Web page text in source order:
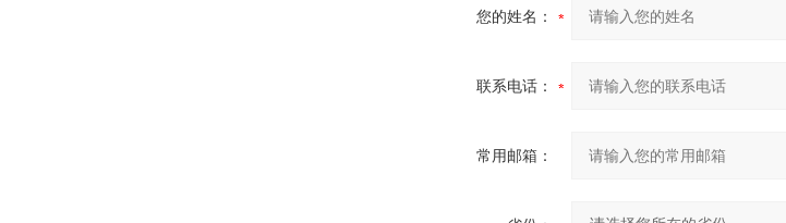
您的姓名：
联系电话：
常用邮箱：